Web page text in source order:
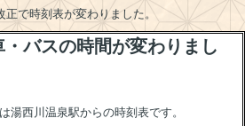
正で時刻表が変わりました。
・バスの時間が変わりまし
湯西川温泉駅からの時刻表です。